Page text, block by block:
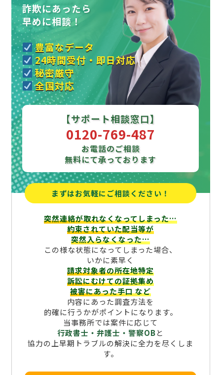
詐欺にあったら
早めに相談！
豊富なデータ
24時間受付・即日対応
秘密厳守
全国対応
【サポート相談窓口】
0120-769-487
お電話のご相談
無料にて承っております
まずはお気軽にご相談ください！
突然連絡が取れなくなってしまった…
約束されていた配当等が
突然入らなくなった…
この様な状態になってしまった場合、
いかに素早く
請求対象者の所在地特定
訴訟にむけての証拠集め
被害にあった手口など
内容にあった調査方法を
的確に行うかがポイントになります。
当事務所では案件に応じて
行政書士・弁護士・警察OBと
協力の上早期トラブルの解決に全力を尽くしま
す。